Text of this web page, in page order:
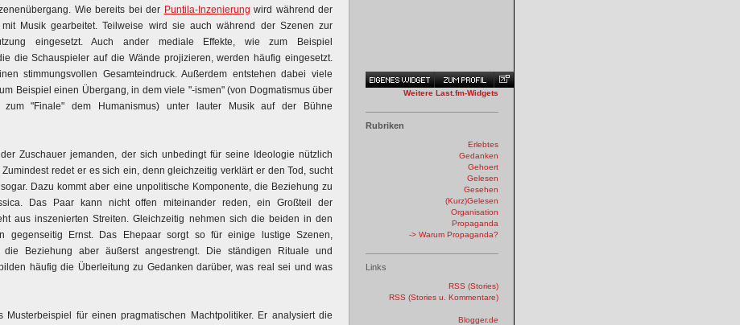
Wie bereits bei der Puntila-Inzenierung wird während der
Musik gearbeitet. Teilweise wird sie auch während der Szenen zur
eingesetzt. Auch ander mediale Effekte, wie zum Beispiel
die Schauspieler auf die Wände projizieren, werden häufig eingesetzt.
stimmungsvollen Gesamteindruck. Außerdem entstehen dabei viele
Beispiel einen Übergang, in dem viele "-ismen" (von Dogmatismus über
zum "Finale" dem Humanismus) unter lauter Musik auf der Bühne
Zuschauer jemanden, der sich unbedingt für seine Ideologie nützlich
redet er es sich ein, denn gleichzeitig verklärt er den Tod, sucht
Dazu kommt aber eine unpolitische Komponente, die Beziehung zu
Das Paar kann nicht offen miteinander reden, ein Großteil der
aus inszenierten Streiten. Gleichzeitig nehmen sich die beiden in den
gegenseitig Ernst. Das Ehepaar sorgt so für einige lustige Szenen,
die Beziehung aber äußerst angestrengt. Die ständigen Rituale und
häufig die Überleitung zu Gedanken darüber, was real sei und was
Musterbeispiel für einen pragmatischen Machtpolitiker. Er analysiert die
Weitere Last.fm-Widgets
Rubriken
Erlebtes
Gedanken
Gehoert
Gelesen
Gesehen
(Kurz)Gelesen
Organisation
Propaganda
-> Warum Propaganda?
Links
RSS (Stories)
RSS (Stories u. Kommentare)
Blogger.de